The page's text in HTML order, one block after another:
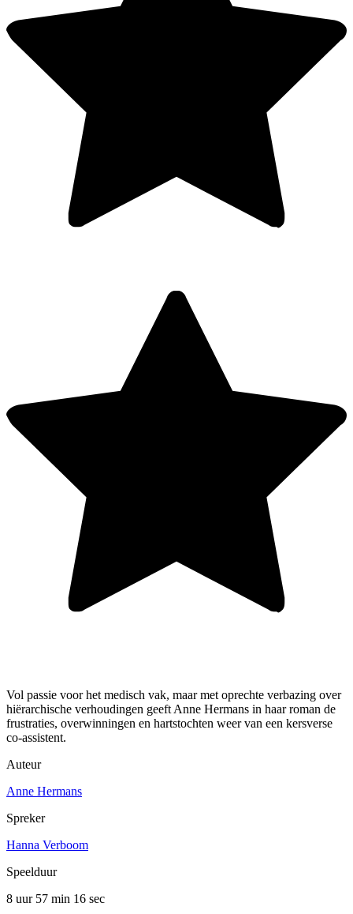
Vol passie voor het medisch vak, maar met oprechte verbazing over
hiërarchische verhoudingen geeft Anne Hermans in haar roman de
frustraties, overwinningen en hartstochten weer van een kersverse
co-assistent.
Auteur
Anne Hermans
Spreker
Hanna Verboom
Speelduur
8 uur 57 min 16 sec